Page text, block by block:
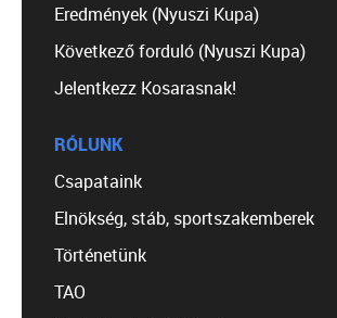
Eredmények (Nyuszi Kupa)
Következő forduló (Nyuszi Kupa)
Jelentkezz Kosarasnak!
RÓLUNK
Csapataink
Elnökség, stáb, sportszakemberek
Történetünk
TAO